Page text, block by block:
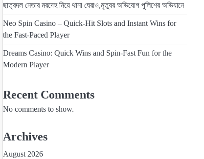
ছাত্রদল নেতার মরদেহ নিয়ে থানা ঘেরাও,মৃত্যুর অভিযোগ পুলিশের অভিযানে
Neo Spin Casino – Quick‑Hit Slots and Instant Wins for
the Fast‑Paced Player
Dreams Casino: Quick Wins and Spin‑Fast Fun for the
Modern Player
Recent Comments
No comments to show.
Archives
August 2026